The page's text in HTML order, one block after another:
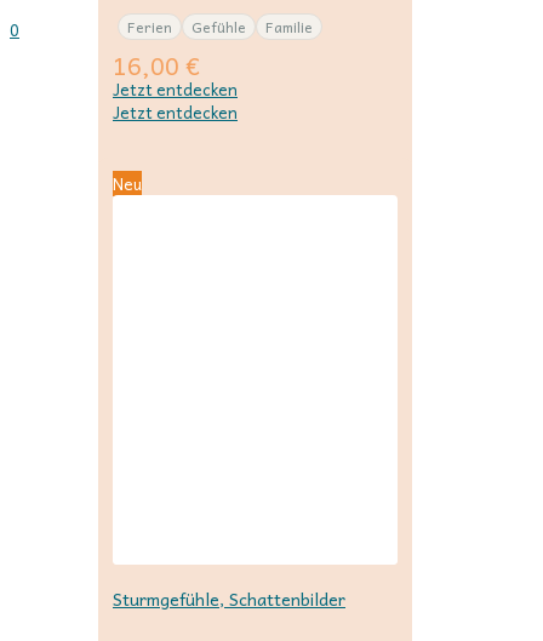
0
Ferien
Gefühle Familie
16,00€
Jetzt entdecken
Jetzt entdecken
Neu
Sturmgefühle, Schattenbilder